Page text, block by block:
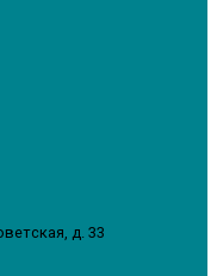
д. 33